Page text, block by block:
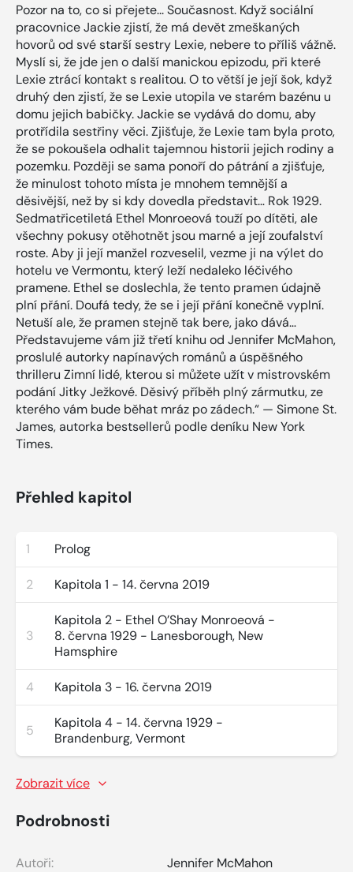
Pozor na to, co si přejete... Současnost. Když sociální
pracovnice Jackie zjistí, že má devět zmeškaných
hovorů od své starší sestry Lexie, nebere to příliš vážně.
Myslí si, že jde jen o další manickou epizodu, při které
Lexie ztrácí kontakt s realitou. O to větší je její šok, když
druhý den zjistí, že se Lexie utopila ve starém bazénu u
domu jejich babičky. Jackie se vydává do domu, aby
protřídila sestřiny věci. Zjišťuje, že Lexie tam byla proto,
že se pokoušela odhalit tajemnou historii jejich rodiny a
pozemku. Později se sama ponoří do pátrání a zjišťuje,
že minulost tohoto místa je mnohem temnější a
děsivější, než by si kdy dovedla představit… Rok 1929.
Sedmatřicetiletá Ethel Monroeová touží po dítěti, ale
všechny pokusy otěhotnět jsou marné a její zoufalství
roste. Aby ji její manžel rozveselil, vezme ji na výlet do
hotelu ve Vermontu, který leží nedaleko léčivého
pramene. Ethel se doslechla, že tento pramen údajně
plní přání. Doufá tedy, že se i její přání konečně vyplní.
Netuší ale, že pramen stejně tak bere, jako dává…
Představujeme vám již třetí knihu od Jennifer McMahon,
proslulé autorky napínavých románů a úspěšného
thrilleru Zimní lidé, kterou si můžete užít v mistrovském
podání Jitky Ježkové. Děsivý příběh plný zármutku, ze
kterého vám bude běhat mráz po zádech.“ — Simone St.
James, autorka bestsellerů podle deníku New York
Times.
Přehled kapitol
1 Prolog
2 Kapitola 1 - 14. června 2019
3
Kapitola 2 - Ethel O’Shay Monroeová -
8. června 1929 - Lanesborough, New
Hamsphire
4 Kapitola 3 - 16. června 2019
5
Kapitola 4 - 14. června 1929 -
Brandenburg, Vermont
Zobrazit více
Podrobnosti
Autoři:
Jennifer McMahon